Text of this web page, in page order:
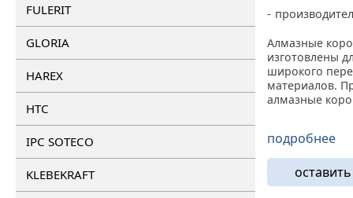
FULERIT
GLORIA
HAREX
HTC
IPC SOTECO
KLEBEKRAFT
Алмазные
изготовлены
широкого
материалов.
алмазные
и ресурсом.
позволяет без
подобрать
подробнее